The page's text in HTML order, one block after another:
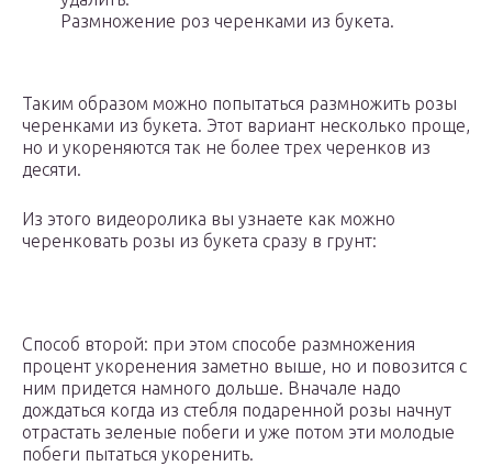
Размножение роз черенками из букета.
Таким образом можно попытаться размножить розы
черенками из букета. Этот вариант несколько проще,
но и укореняются так не более трех черенков из
десяти.
Из этого видеоролика вы узнаете как можно
черенковать розы из букета сразу в грунт:
Способ второй: при этом способе размножения
процент укоренения заметно выше, но и повозится с
ним придется намного дольше. Вначале надо
дождаться когда из стебля подаренной розы начнут
отрастать зеленые побеги и уже потом эти молодые
побеги пытаться укоренить.